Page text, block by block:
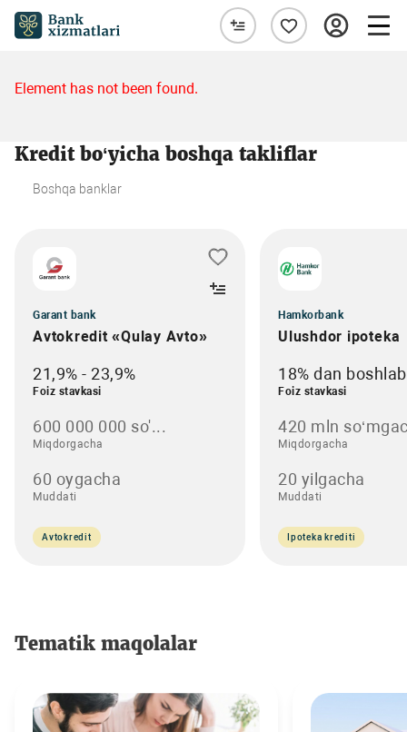
Element has not been found.
Kredit bo‘yicha boshqa takliflar
Boshqa banklar
Garant bank
Avtokredit «Qulay Avto»
21,9% - 23,9%
Foiz stavkasi
600 000 000 so'...
Miqdorgacha
60 oygacha
Muddati
Avtokredit
Hamkorbank
Ulushdor ipoteka
18% dan boshlab
Foiz stavkasi
420 mln
Miqdorgacha
20 yilgacha
Muddati
Ipoteka krediti
Tematik maqolalar